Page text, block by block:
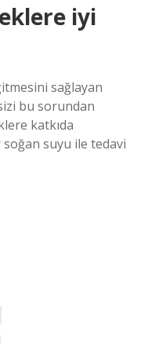
iyi
sağlayan
bu sorundan
katkıda
suyu ile tedavi